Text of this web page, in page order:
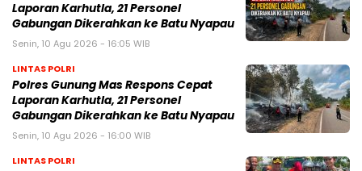
Laporan Karhutla, 21 Personel
Gabungan Dikerahkan ke Batu Nyapau
Senin, 10 Agu 2026 - 16:05 WIB
LINTAS POLRI
Polres Gunung Mas Respons Cepat
Laporan Karhutla, 21 Personel
Gabungan Dikerahkan ke Batu Nyapau
Senin, 10 Agu 2026 - 16:00 WIB
LINTAS POLRI